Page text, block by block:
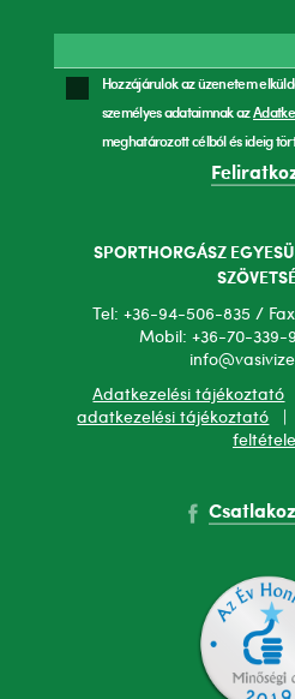
Hozzájárulok az üzenetem
személyes adataimnak az
meghatározott célból és ideig
SPORTHORGÁSZ
Tel: +36-94-506-835 /
Mobil: +36-70-339-
Adatkezelési tájékoztató
adatkezelési tájékoztató